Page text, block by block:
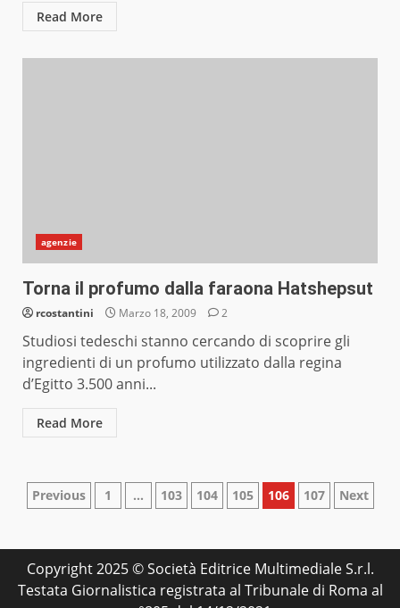
Read More
agenzie
Torna il profumo dalla faraona Hatshepsut
rcostantini Marzo 18, 2009 2
Studiosi tedeschi stanno cercando di scoprire gli
ingredienti di un profumo utilizzato dalla regina
d’Egitto 3.500 anni...
Read More
Paginazione
articoli
Previous 1 … 103 104 105 106 107 Next
Copyright 2025 © Società Editrice Multimediale S.r.l.
Testata Giornalistica registrata al Tribunale di Roma al